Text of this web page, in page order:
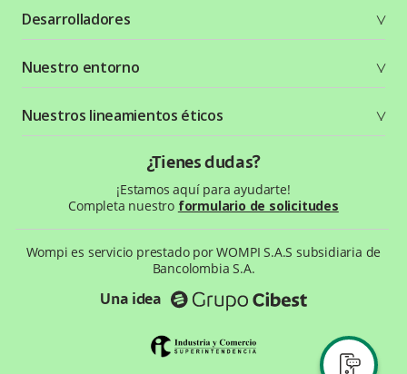
Planes y tarifas
Crea tu cuenta
Seguridad
Términos y condiciones
Política de privacidad
Desarrolladores
Recursos gráficos
Status Page
Nuestro entorno
¿Qué es Wompi?
Wiki Wompi
Preguntas frecuentes
Nuestros lineamientos éticos
¿Tienes dudas?
¡Estamos aquí para ayudarte!
Completa nuestro formulario de solicitudes
Wompi es servicio prestado por WOMPI S.A.S subsidiaria de
Bancolombia S.A.
Una idea